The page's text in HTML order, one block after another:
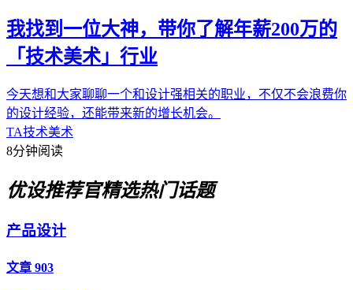
我找到一位大神，带你了解年薪200万的
「技术美术」行业
今天想和大家聊聊一个和设计强相关的职业，不仅不会浪费你
的设计经验，还能带来新的增长机会。
TA技术美术
8分钟阅读
优设推荐官精选热门话题
产品设计
文章 903